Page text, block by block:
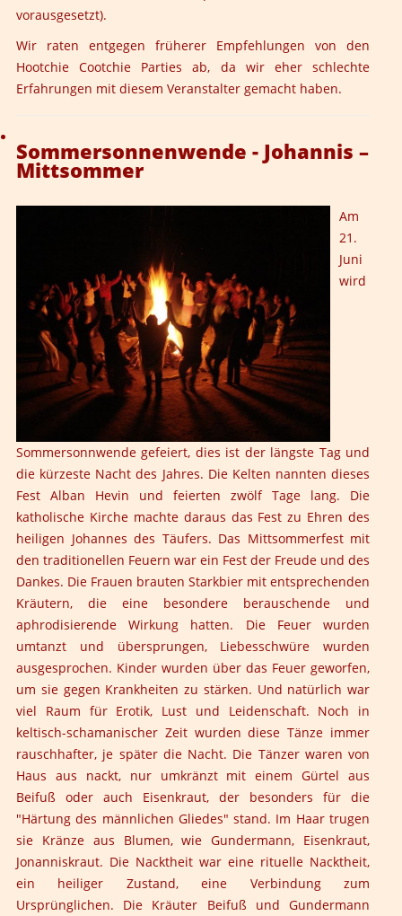
vorausgesetzt).
Wir raten entgegen früherer Empfehlungen von den
Hootchie Cootchie Parties ab, da wir eher schlechte
Erfahrungen mit diesem Veranstalter gemacht haben.
Sommersonnenwende - Johannis –
Mittsommer
Am
21.
Juni
wird
Sommersonnwende gefeiert, dies ist der längste Tag und
die kürzeste Nacht des Jahres. Die Kelten nannten dieses
Fest Alban Hevin und feierten zwölf Tage lang. Die
katholische Kirche machte daraus das Fest zu Ehren des
heiligen Johannes des Täufers. Das Mittsommerfest mit
den traditionellen Feuern war ein Fest der Freude und des
Dankes. Die Frauen brauten Starkbier mit entsprechenden
Kräutern, die eine besondere berauschende und
aphrodisierende Wirkung hatten. Die Feuer wurden
umtanzt und übersprungen, Liebesschwüre wurden
ausgesprochen. Kinder wurden über das Feuer geworfen,
um sie gegen Krankheiten zu stärken. Und natürlich war
viel Raum für Erotik, Lust und Leidenschaft. Noch in
keltisch-schamanischer Zeit wurden diese Tänze immer
rauschhafter, je später die Nacht. Die Tänzer waren von
Haus aus nackt, nur umkränzt mit einem Gürtel aus
Beifuß oder auch Eisenkraut, der besonders für die
"Härtung des männlichen Gliedes" stand. Im Haar trugen
sie Kränze aus Blumen, wie Gundermann, Eisenkraut,
Jonanniskraut. Die Nacktheit war eine rituelle Nacktheit,
ein heiliger Zustand, eine Verbindung zum
Ursprünglichen. Die Kräuter Beifuß und Gundermann